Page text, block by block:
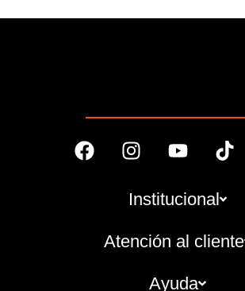
Institucional
Atención al cliente
Ayuda